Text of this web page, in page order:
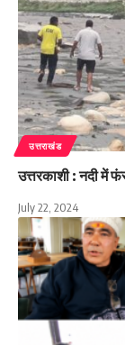
उत्तराखंड
उत्तरकाशी : नदी में
July 22, 2024